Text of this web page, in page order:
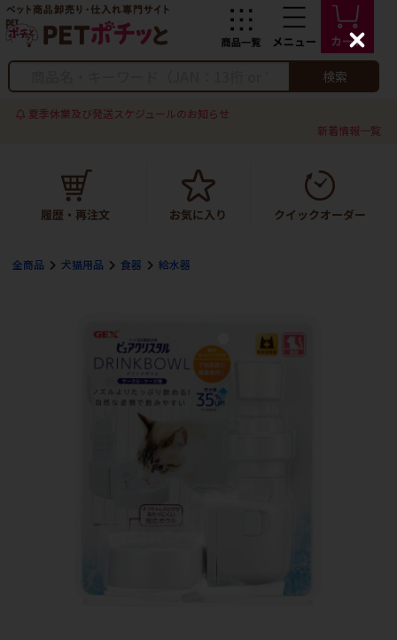
検索
夏季休業及び発送スケジュールのお知らせ
新着情報一覧
全商品 犬猫用品 食器 給水器
C
l
s